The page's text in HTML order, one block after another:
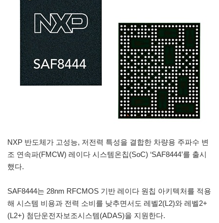
NXP 반도체가 고성능, 저전력 특성을 결합한 차량용 주파수 변
조 연속파(FMCW) 레이다 시스템온칩(SoC) ‘SAF8444’를 출시
했다.
SAF8444는 28nm RFCMOS 기반 레이다 원칩 아키텍처를 적용
해 시스템 비용과 전력 소비를 낮추면서도 레벨2(L2)와 레벨2+
(L2+) 첨단운전자보조시스템(ADAS)을 지원한다.